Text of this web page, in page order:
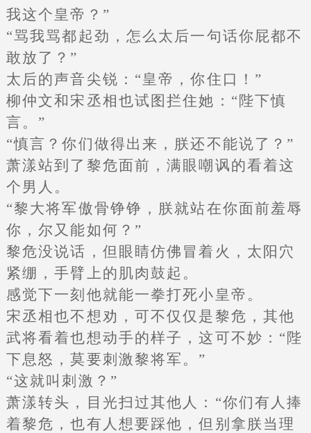
我这个皇帝？”
“骂我骂都起劲，怎么太后一句话你屁都不
敢放了？”
太后的声音尖锐：“皇帝，你住口！”
柳仲文和宋丞相也试图拦住她：“陛下慎
言。”
“慎言？你们做得出来，朕还不能说了？”
萧漾站到了黎危面前，满眼嘲讽的看着这
个男人。
“黎大将军傲骨铮铮，朕就站在你面前羞辱
你，尔又能如何？”
黎危没说话，但眼睛仿佛冒着火，太阳穴
紧绷，手臂上的肌肉鼓起。
感觉下一刻他就能一拳打死小皇帝。
宋丞相也不想劝，可不仅仅是黎危，其他
武将看着也想动手的样子，这可不妙：“陛
下息怒，莫要刺激黎将军。”
“这就叫刺激？”
萧漾转头，目光扫过其他人：“你们有人捧
着黎危，也有人想要踩他，但别拿朕当理